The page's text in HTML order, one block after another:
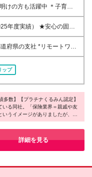
けの方も活躍中 ＊子育て
未経験者も歓迎 ◆高卒
種・職種・
き方をしたい …お客さま先
は退勤できます。 また、
指
48.8万円。 賞与も年2回
設けています。 各種研修
♪
年度実績） ★安心の固定
ブ！手当も充実 月給21
ンセンティブ＋賞与年2回
なく、日々の頑張りや成果
・兵庫（一部）：月給23万
重・岐阜：月給22万円以
府県の支社 *リモートワー
活用した柔軟な働き方が可
*お住まいや希望を最大限
必要になった場合の異動
貸与）・教育体制が充実
客さまのご要望に応じて、
接触型のWeb面談も実施し
営業スタイル」を推進！
った際は直接帰宅も可能で
な出退勤制度を取り入れ
ップ
多数】【プラチナくるみん認定】
いる同社。「保険業界＝親戚や友
うイメージがありましたが、実
不要とのこと。会社全体で女性の
イキイキと活躍されていました！
があり、ライフステージが変わ
環境に魅力を感じました◎
詳細を見る